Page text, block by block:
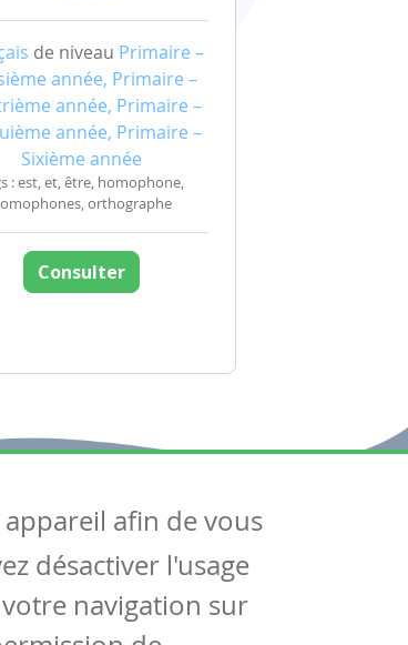
de niveau Primaire –
année, Primaire –
année, Primaire –
année, Primaire –
Sixième année
: est, et, être, homophone,
orthographe
Consulter
afin de vous
désactiver l'usage
navigation sur